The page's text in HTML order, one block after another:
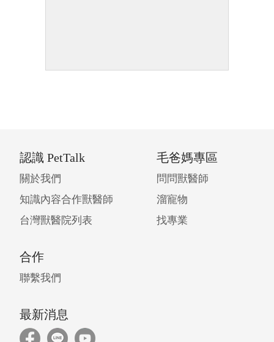
認識 PetTalk
關於我們
知識內容合作獸醫師
台灣獸醫院列表
毛爸媽專區
問問獸醫師
溜寵物
找專業
合作
聯繫我們
最新消息